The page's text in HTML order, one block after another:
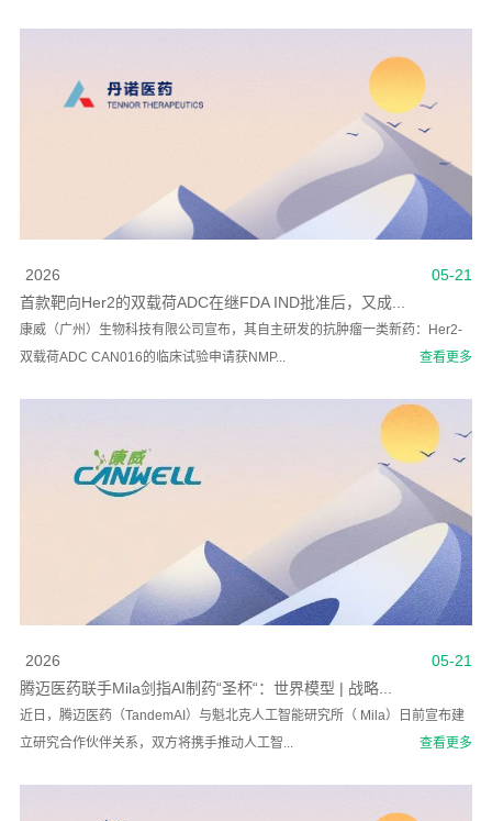
05-21
2026
首款靶向Her2的双载荷ADC在继FDA IND批准后，又成...
康威（广州）生物科技有限公司宣布，其自主研发的抗肿瘤一类新药：Her2-
双载荷ADC CAN016的临床试验申请获NMP...
查看更多
05-21
2026
腾迈医药联手Mila剑指AI制药“圣杯“：世界模型 | 战略...
近日，腾迈医药（TandemAI）与魁北克人工智能研究所（ Mila）日前宣布建
立研究合作伙伴关系，双方将携手推动人工智...
查看更多